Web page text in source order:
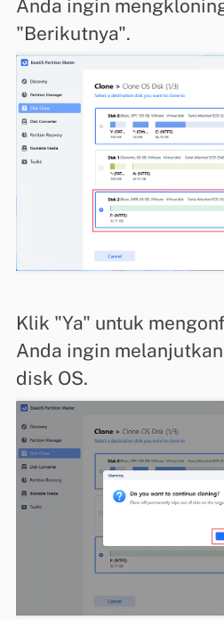
Anda ingin
"Berikutnya".
Klik "Ya" untuk
Anda ingin
disk OS.